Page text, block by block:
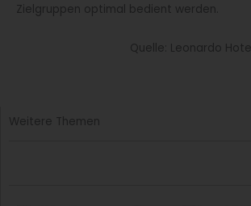
Zielgruppen optimal bedient werden.
Quelle: Leonardo
Weitere Themen